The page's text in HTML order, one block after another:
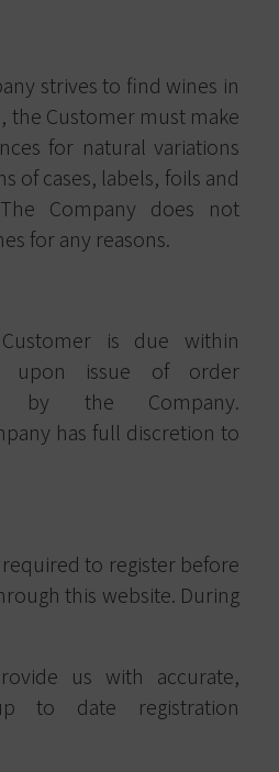
strives to find wines in
the Customer must make
for natural variations
of cases, labels, foils and
Company does not
for any reasons.
is due within
upon issue of order
by the Company.
has full discretion to
to register before
this website. During
us with accurate,
to date registration